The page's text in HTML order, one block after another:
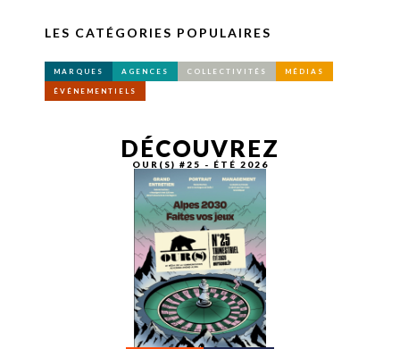
LES CATÉGORIES POPULAIRES
MARQUES AGENCES COLLECTIVITÉS MÉDIAS
ÉVÉNEMENTIELS
DÉCOUVREZ
OUR(S) #25 - ÉTÉ 2026